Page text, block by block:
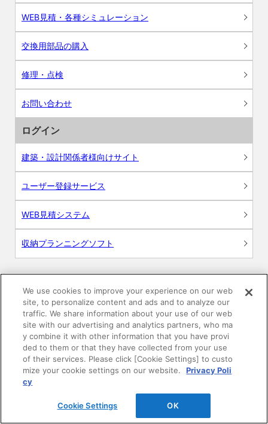
WEB見積・各種シミュレーション
交換用部品の購入
修理・点検
お問い合わせ
ログイン
建築・設計関係者様向けサイト
ユーザー登録サービス
WEB見積システム
収納プランニングソフト
画像
CAD
BIM用テクスチャー
図面（PDF）
We use cookies to improve your experience on our web
site, to personalize content and ads and to analyze our
traffic. We share information about your use of our web
site with our advertising and analytics partners, who ma
y combine it with other information that you have provi
ded to them or that they have collected from your use
of their services. Please click [Cookie Settings] to custo
mize your cookie settings on our website.
Privacy Poli
cy
Cookie Settings OK